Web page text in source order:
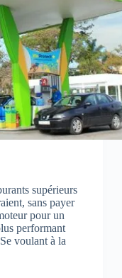
supérieurs
sans payer
pour un
performant
voulant à la